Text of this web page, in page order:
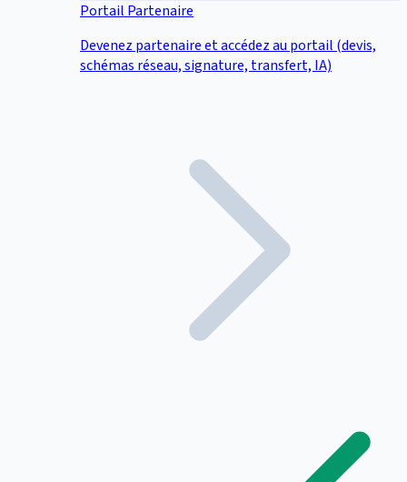
Portail Partenaire
Devenez partenaire et accédez au portail (devis,
schémas réseau, signature, transfert, IA)